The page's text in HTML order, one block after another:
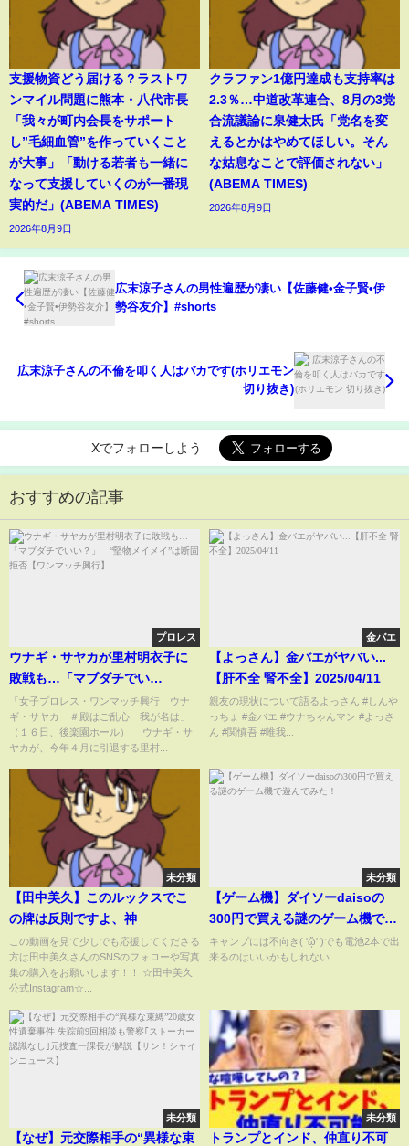
支援物資どう届ける？ラストワ
ンマイル問題に熊本・八代市長
「我々が町内会長をサポート
し”毛細血管”を作っていくこと
が大事」「動ける若者も一緒に
なって支援していくのが一番現
実的だ」(ABEMA TIMES)
2026年8月9日
クラファン1億円達成も支持率は
2.3％…中道改革連合、8月の3党
合流議論に泉健太氏「党名を変
えるとかはやめてほしい。そん
な姑息なことで評価されない」
(ABEMA TIMES)
2026年8月9日
広末涼子さんの男性遍歴が凄い【佐藤健•金子賢•伊
勢谷友介】#shorts
広末涼子さんの不倫を叩く人はバカです(ホリエモン
切り抜き)
Xでフォローしよう
おすすめの記事
プロレス
ウナギ・サヤカが里村明衣子に
敗戦も…「マブダチでい
い？」 “堅物メイメイ”は断固
拒否【ワンマッチ興行】
「女子プロレス・ワンマッチ興行 ウナ
ギ・サヤカ ＃殿はご乱心 我が名は」
（１６日、後楽園ホール） ウナギ・サ
ヤカが、今年４月に引退する里村...
金バエ
【よっさん】金バエがヤバい...
【肝不全 腎不全】2025/04/11
親友の現状について語るよっさん #しんや
っちょ #金バエ #ウナちゃんマン #よっさ
ん #関慎吾 #唯我...
未分類
【田中美久】このルックスでこ
の牌は反則ですよ、神
この動画を見て少しでも応援してくださる
方は田中美久さんのSNSのフォローや写真
集の購入をお願いします！！ ☆田中美久
公式Instagram☆...
未分類
【ゲーム機】ダイソーdaisoの
300円で買える謎のゲーム機で遊
んでみた！
キャンプには不向き( 'ᾥ' )でも電池2本で出
来るのはいいかもしれない...
未分類
【なぜ】元交際相手の“異様な束
未分類
トランプとインド、仲直り不可